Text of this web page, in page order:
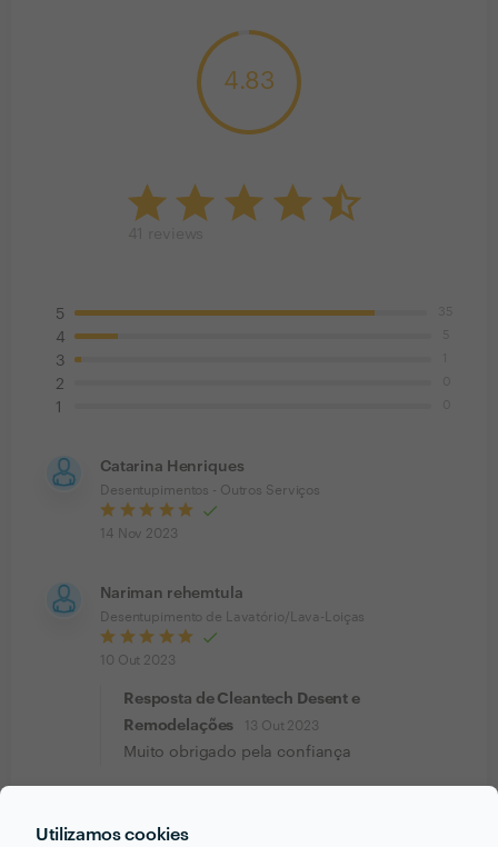
Utilizamos cookies
4.83
5
4
3
2
1
Catarina Henriques
Desentupimentos - Outros Serviços
14 Nov 2023
Nariman rehemtula
Desentupimento de Lavatório/Lava-Loiças
10 Out 2023
Resposta de Cleantech Desent e
Remodelações
13 Out 2023
Muito obrigado pela confiança
Serviços de Limpa-Chaminés